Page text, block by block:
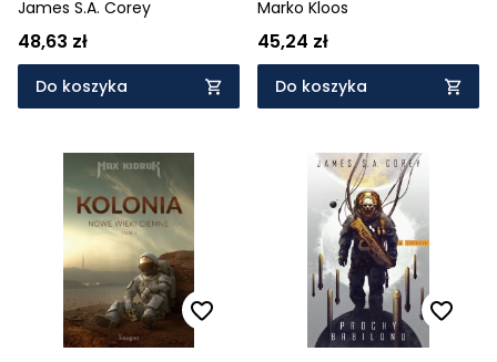
James S.A. Corey
48,63 zł
Do koszyka
Marko Kloos
45,24 zł
Do koszyka